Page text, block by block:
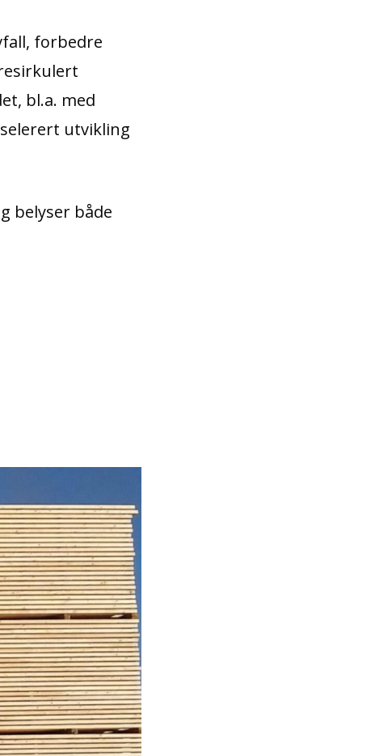
forbedre
bl.a. med
utvikling
belyser både